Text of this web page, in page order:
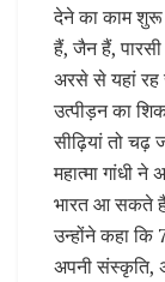
देने का काम शुरू
हैं, जैन हैं,
अरसे से यहां रह
उत्पीड़न का
सीढ़ियां तो चढ़
महात्मा गांधी
भारत आ सकते
उन्होंने कहा कि
अपनी संस्कृति,